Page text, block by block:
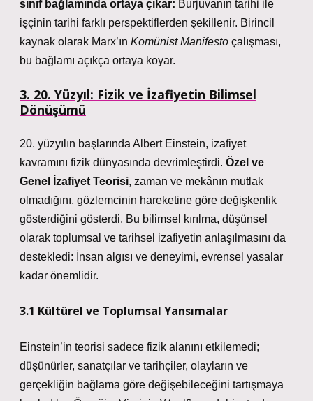
sınıf bağlamında ortaya çıkar: Burjuvanın tarihi ile
işçinin tarihi farklı perspektiflerden şekillenir. Birincil
kaynak olarak Marx’ın Komünist Manifesto çalışması,
bu bağlamı açıkça ortaya koyar.
3. 20. Yüzyıl: Fizik ve İzafiyetin Bilimsel
Dönüşümü
20. yüzyılın başlarında Albert Einstein, izafiyet
kavramını fizik dünyasında devrimleştirdi. Özel ve
Genel İzafiyet Teorisi, zaman ve mekânın mutlak
olmadığını, gözlemcinin hareketine göre değişkenlik
gösterdiğini gösterdi. Bu bilimsel kırılma, düşünsel
olarak toplumsal ve tarihsel izafiyetin anlaşılmasını da
destekledi: İnsan algısı ve deneyimi, evrensel yasalar
kadar önemlidir.
3.1 Kültürel ve Toplumsal Yansımalar
Einstein’in teorisi sadece fizik alanını etkilemedi;
düşünürler, sanatçılar ve tarihçiler, olayların ve
gerçekliğin bağlama göre değişebileceğini tartışmaya